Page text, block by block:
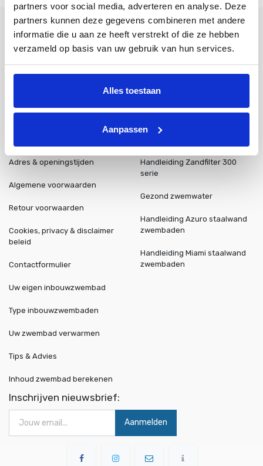
partners voor social media, adverteren en analyse. Deze
partners kunnen deze gegevens combineren met andere
informatie die u aan ze heeft verstrekt of die ze hebben
verzameld op basis van uw gebruik van hun services.
Alles toestaan
Aanpassen
info@poolplaza.nl
Adres & openingstijden
Algemene voorwaarden
Retour voorwaarden
Cookies, privacy & disclaimer
beleid
Contactformulier
Handleiding Zandfilter 300
serie
Gezond zwemwater
Handleiding Azuro staalwand
zwembaden
Handleiding Miami staalwand
zwembaden
Uw eigen inbouwzwembad
Type inbouwzwembaden
Uw zwembad verwarmen
Tips & Advies
Inhoud zwembad berekenen
Inschrijven nieuwsbrief:
Aanmelden